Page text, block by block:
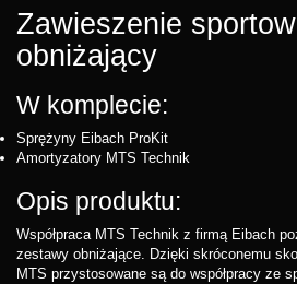
Zawieszenie
obniżający
W komplecie:
Sprężyny Eibach ProKit
Amortyzatory MTS Technik
Opis produktu:
Współpraca MTS Technik z firmą Eibach
zestawy obniżające. Dzięki skróconemu
MTS przystosowane są do współpracy ze